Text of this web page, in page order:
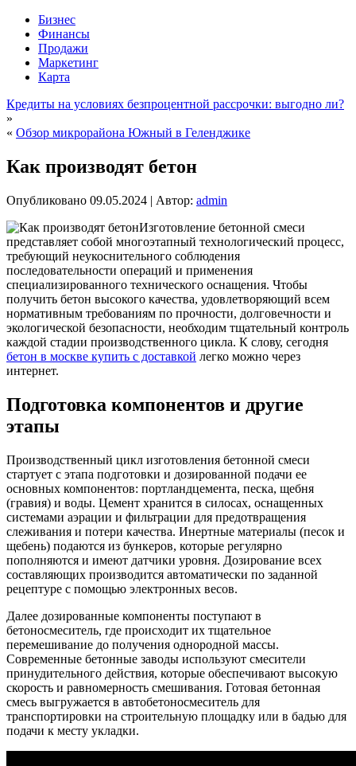
Бизнес
Финансы
Продажи
Маркетинг
Карта
Кредиты на условиях безпроцентной рассрочки: выгодно ли?
»
« Обзор микрорайона Южный в Геленджике
Как производят бетон
Опубликовано 09.05.2024 | Автор: admin
Изготовление бетонной смеси
представляет собой многоэтапный технологический процесс,
требующий неукоснительного соблюдения
последовательности операций и применения
специализированного технического оснащения. Чтобы
получить бетон высокого качества, удовлетворяющий всем
нормативным требованиям по прочности, долговечности и
экологической безопасности, необходим тщательный контроль
каждой стадии производственного цикла. К слову, сегодня
бетон в москве купить с доставкой легко можно через
интернет.
Подготовка компонентов и другие
этапы
Производственный цикл изготовления бетонной смеси
стартует с этапа подготовки и дозированной подачи ее
основных компонентов: портландцемента, песка, щебня
(гравия) и воды. Цемент хранится в силосах, оснащенных
системами аэрации и фильтрации для предотвращения
слеживания и потери качества. Инертные материалы (песок и
щебень) подаются из бункеров, которые регулярно
пополняются и имеют датчики уровня. Дозирование всех
составляющих производится автоматически по заданной
рецептуре с помощью электронных весов.
Далее дозированные компоненты поступают в
бетоносмеситель, где происходит их тщательное
перемешивание до получения однородной массы.
Современные бетонные заводы используют смесители
принудительного действия, которые обеспечивают высокую
скорость и равномерность смешивания. Готовая бетонная
смесь выгружается в автобетоносмеситель для
транспортировки на строительную площадку или в бадью для
подачи к месту укладки.